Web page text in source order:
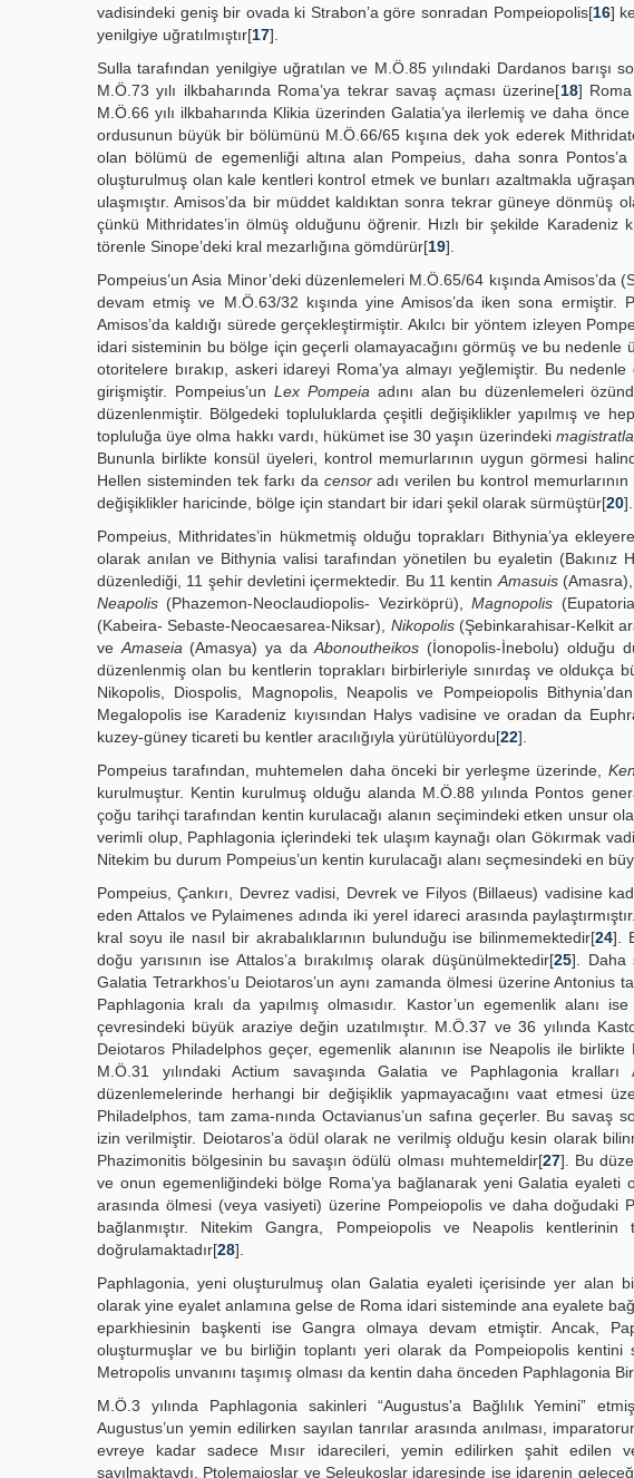
vadisindeki geniş bir ovada ki Strabon’a göre sonradan Pompeiopolis[16]
yenilgiye uğratılmıştır[17].
Sulla tarafından yenilgiye uğratılan ve M.Ö.85 yılındaki Dardanos barışı
M.Ö.73 yılı ilkbaharında Roma’ya tekrar savaş açması üzerine[18] Roma
M.Ö.66 yılı ilkbaharında Klikia üzerinden Galatia’ya ilerlemiş ve daha
ordusunun büyük bir bölümünü M.Ö.66/65 kışına dek yok ederek
olan bölümü de egemenliği altına alan Pompeius, daha sonra
oluşturulmuş olan kale kentleri kontrol etmek ve bunları azaltmakla
ulaşmıştır. Amisos’da bir müddet kaldıktan sonra tekrar güneye dönmüş
çünkü Mithridates’in ölmüş olduğunu öğrenir. Hızlı bir şekilde Karadeniz
törenle Sinope’deki kral mezarlığına gömdürür[19].
Pompeius’un Asia Minor’deki düzenlemeleri M.Ö.65/64 kışında Amisos’da
devam etmiş ve M.Ö.63/32 kışında yine Amisos’da iken sona ermiştir.
Amisos’da kaldığı sürede gerçekleştirmiştir. Akılcı bir yöntem izleyen
idari sisteminin bu bölge için geçerli olamayacağını görmüş ve bu
otoritelere bırakıp, askeri idareyi Roma’ya almayı yeğlemiştir. Bu
girişmiştir. Pompeius’un Lex Pompeia adını alan bu düzenlemeleri
düzenlenmiştir. Bölgedeki topluluklarda çeşitli değişiklikler yapılmış ve
topluluğa üye olma hakkı vardı, hükümet ise 30 yaşın üzerindeki
Bununla birlikte konsül üyeleri, kontrol memurlarının uygun görmesi
Hellen sisteminden tek farkı da censoradı verilen bu kontrol
değişiklikler haricinde, bölge için standart bir idari şekil olarak sürmüştür[20].
Pompeius, Mithridates’in hükmetmiş olduğu toprakları Bithynia’ya
olarak anılan ve Bithynia valisi tarafından yönetilen bu eyaletin
düzenlediği, 11 şehir devletini içermektedir. Bu 11 kentin Amasuis
Neapolis (Phazemon-Neoclaudiopolis- Vezirköprü),Magnopolis
(Kabeira- Sebaste-Neocaesarea-Niksar), Nikopolis(Şebinkarahisar-Kelkit
ve Amaseia (Amasya) ya daAbonoutheikos (İonopolis-İnebolu) olduğu
düzenlenmiş olan bu kentlerin toprakları birbirleriyle sınırdaş ve oldukça
Nikopolis, Diospolis, Magnopolis, Neapolis ve Pompeiopolis
Megalopolis ise Karadeniz kıyısından Halys vadisine ve oradan da
kuzey-güney ticareti bu kentler aracılığıyla yürütülüyordu[22].
Pompeius tarafından, muhtemelen daha önceki bir yerleşme üzerinde,
kurulmuştur. Kentin kurulmuş olduğu alanda M.Ö.88 yılında Pontos
çoğu tarihçi tarafından kentin kurulacağı alanın seçimindeki etken unsur
verimli olup, Paphlagonia içlerindeki tek ulaşım kaynağı olan Gökırmak
Nitekim bu durum Pompeius’un kentin kurulacağı alanı seçmesindeki en
Pompeius, Çankırı, Devrez vadisi, Devrek ve Filyos (Billaeus) vadisine
eden Attalos ve Pylaimenes adında iki yerel idareci arasında
kral soyu ile nasıl bir akrabalıklarının bulunduğu ise bilinmemektedir[24].
doğu yarısının ise Attalos’a bırakılmış olarak düşünülmektedir[25]. Daha
Galatia Tetrarkhos’u Deiotaros’un aynı zamanda ölmesi üzerine Antonius
Paphlagonia kralı da yapılmış olmasıdır. Kastor’un egemenlik
çevresindeki büyük araziye değin uzatılmıştır. M.Ö.37 ve 36 yılında
Deiotaros Philadelphos geçer, egemenlik alanının ise Neapolis ile
M.Ö.31 yılındaki Actium savaşında Galatia ve Paphlagonia kralları
düzenlemelerinde herhangi bir değişiklik yapmayacağını vaat etmesi
Philadelphos, tam zama-nında Octavianus’un safına geçerler. Bu savaş
izin verilmiştir. Deiotaros’a ödül olarak ne verilmiş olduğu kesin olarak
Phazimonitis bölgesinin bu savaşın ödülü olması muhtemeldir[27]. Bu
ve onun egemenliğindeki bölge Roma’ya bağlanarak yeni Galatia eyaleti
arasında ölmesi (veya vasiyeti) üzerine Pompeiopolis ve daha doğudaki
bağlanmıştır. Nitekim Gangra, Pompeiopolis ve Neapolis
doğrulamaktadır[28].
Paphlagonia, yeni oluşturulmuş olan Galatia eyaleti içerisinde yer alan
olarak yine eyalet anlamına gelse de Roma idari sisteminde ana eyalete
eparkhiesinin başkenti ise Gangra olmaya devam etmiştir. Ancak,
oluşturmuşlar ve bu birliğin toplantı yeri olarak da Pompeiopolis kentini
Metropolis unvanını taşımış olması da kentin daha önceden Paphlagonia
M.Ö.3 yılında Paphlagonia sakinleri “Augustus'a Bağlılık Yemini”
Augustus’un yemin edilirken sayılan tanrılar arasında anılması,
evreye kadar sadece Mısır idarecileri, yemin edilirken şahit edilen
sayılmaktaydı. Ptolemaioslar ve Seleukoslar idaresinde ise idarenin